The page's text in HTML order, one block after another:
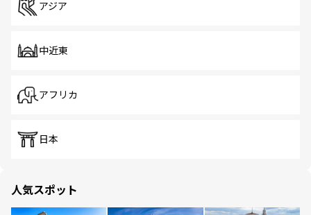
アジア
中近東
アフリカ
日本
人気スポット